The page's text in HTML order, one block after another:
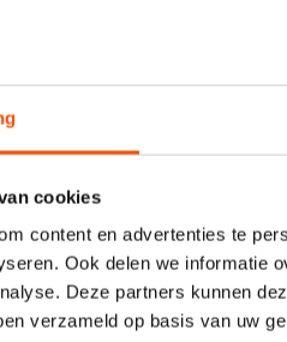
cookies
content en advertenties te
Ook delen we informatie
Deze partners kunnen
verzameld op basis van uw
CPR 5-01 50kN 4mm x